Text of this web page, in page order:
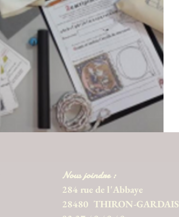
Nous joindre :
284 rue de l'Abbaye
28480 THIRON-GARDAIS